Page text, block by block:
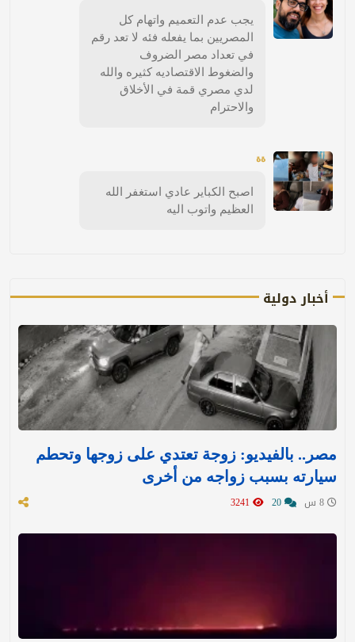
يجب عدم التعميم واتهام كل
المصريين بما يفعله فئه لا تعد رقم
في تعداد مصر الضروف
والضغوط الاقتصاديه كثيره والله
لدي مصري قمة في الأخلاق
والاحترام
ةة
اصبح الكباير عادي استغفر الله
العظيم واتوب اليه
أخبار دولية
مصر.. بالفيديو: زوجة تعتدي على زوجها وتحطم
سيارته بسبب زواجه من أخرى